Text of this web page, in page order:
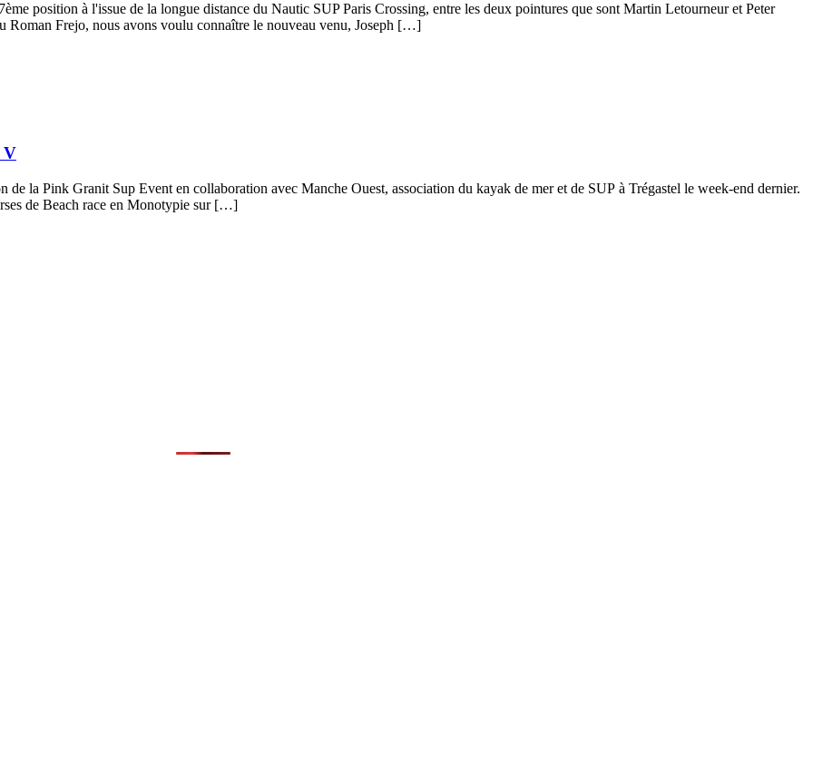
position à l'issue de la longue distance du Nautic SUP Paris Crossing, entre les deux pointures que sont Martin Letourneur et Peter
Roman Frejo, nous avons voulu connaître le nouveau venu, Joseph […]
V
la Pink Granit Sup Event en collaboration avec Manche Ouest, association du kayak de mer et de SUP à Trégastel le week-end dernier.
de Beach race en Monotypie sur […]